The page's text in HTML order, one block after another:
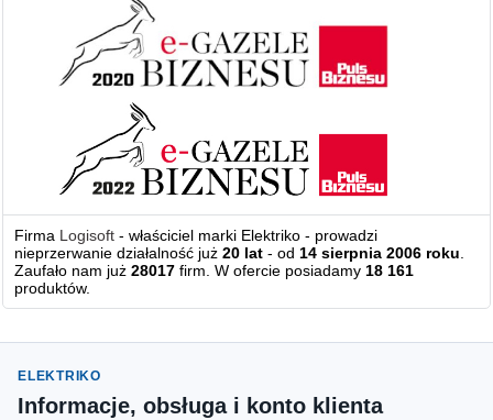
Firma Logisoft - właściciel marki Elektriko - prowadzi
nieprzerwanie działalność już20 lat - od14 sierpnia 2006 roku.
Zaufało nam już28017 firm. W ofercie posiadamy18 161
produktów.
ELEKTRIKO
Informacje, obsługa i konto klienta